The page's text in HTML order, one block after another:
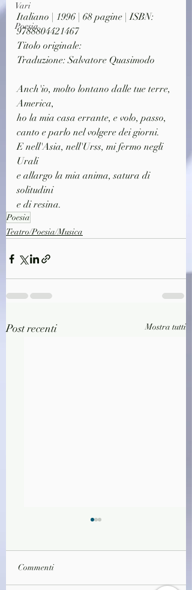
Vari
Poesia
Italiano | 1996 | 68 pagine | ISBN:
9788804421467
Titolo originale:
Traduzione: Salvatore Quasimodo
Anch'io, molto lontano dalle tue terre,
America,
ho la mia casa errante, e volo, passo,
canto e parlo nel volgere dei giorni.
E nell'Asia, nell'Urss, mi fermo negli
Urali
e allargo la mia anima, satura di
solitudini
e di resina.
Poesia
Teatro/Poesia/Musica
Post recenti Mostra tutti
Commenti